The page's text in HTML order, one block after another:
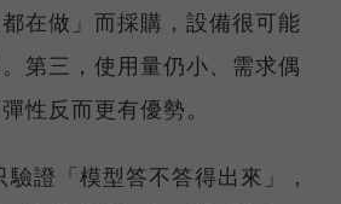
在做」而採購，設備很可能
第三，使用量仍小、需求偶
性反而更有優勢。
證「模型答不答得出來」，